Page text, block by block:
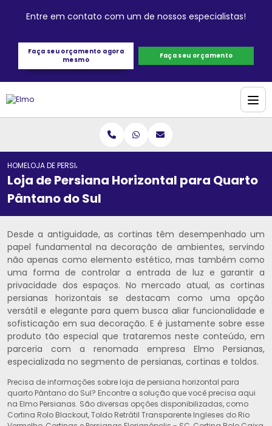
Entre em contato com um de nossos especialistas!
Faça seu orçamento agora
mesmo
Faça seu orçamento
HOMELOJA DE PERSIANA HORIZONTAL PARA QUARTO PÂNTANO DO SUL
Loja de Persiana Horizontal para Quarto
Pântano do Sul
Desde a antiguidade, as cortinas têm desempenhado um
papel fundamental na decoração de ambientes, servindo
não apenas como elemento estético, mas também como
uma forma de controlar a entrada de luz e garantir a
privacidade dos espaços. No mercado atual, as cortinas
persianas horizontais se destacam como uma opção
versátil e elegante para quem busca aliar funcionalidade e
sofisticação em sua decoração. E é justamente sobre esse
produto tão especial que trataremos neste conteúdo, em
parceria com a renomada empresa Elmo Persianas,
especializada no segmento de persianas, cortinas e toldos.
Precisa de informações sobre loja de persiana horizontal para
quarto Pântano do Sul? Encontre a solução que você precisa aqui
na Elmo Persianas. São diversas opções disponibilizadas, como
Cortina Rolo Blackout, Toldo Retrátil Transparente Ingleses do Rio